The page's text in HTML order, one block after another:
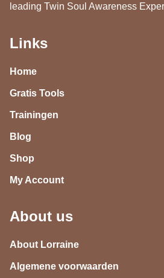
leading Twin Soul Awareness
Links
Home
Gratis Tools
Trainingen
Blog
Shop
My Account
About us
About Lorraine
Algemene voorwaarden